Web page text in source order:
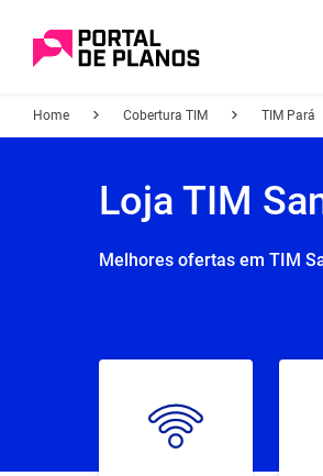
Home Cobertura TIM TIM Pará
Loja TIM
Melhores ofertas em TIM